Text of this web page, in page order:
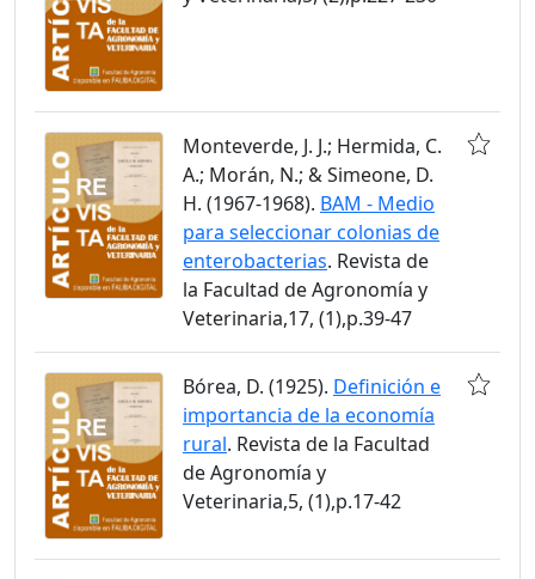
Monteverde, J. J.; Hermida, C.
A.; Morán, N.; & Simeone, D.
H. (1967-1968). BAM - Medio
para seleccionar colonias de
enterobacterias. Revista de
la Facultad de Agronomía y
Veterinaria,17, (1),p.39-47
Bórea, D. (1925). Definición e
importancia de la economía
rural. Revista de la Facultad
de Agronomía y
Veterinaria,5, (1),p.17-42